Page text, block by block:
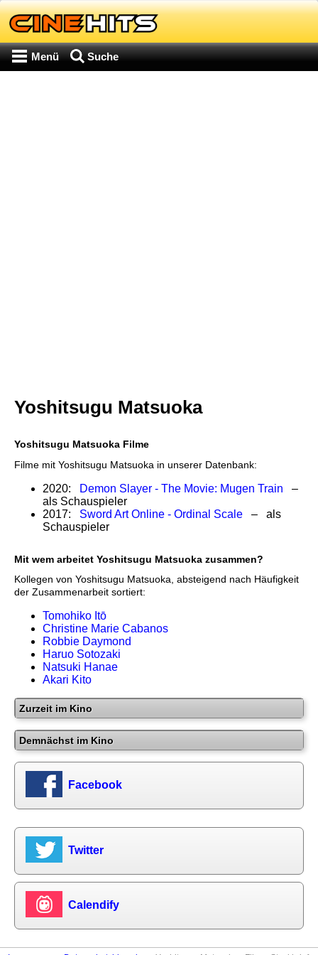
Menü Suche
Yoshitsugu Matsuoka
Yoshitsugu Matsuoka Filme
Filme mit Yoshitsugu Matsuoka in unserer Datenbank:
2020: Demon Slayer - The Movie: Mugen Train –
als Schauspieler
2017: Sword Art Online - Ordinal Scale – als
Schauspieler
Mit wem arbeitet Yoshitsugu Matsuoka zusammen?
Kollegen von Yoshitsugu Matsuoka, absteigend nach Häufigkeit
der Zusammenarbeit sortiert:
Tomohiko Itō
Christine Marie Cabanos
Robbie Daymond
Haruo Sotozaki
Natsuki Hanae
Akari Kito
Zurzeit im Kino
Demnächst im Kino
Facebook
Twitter
Calendify